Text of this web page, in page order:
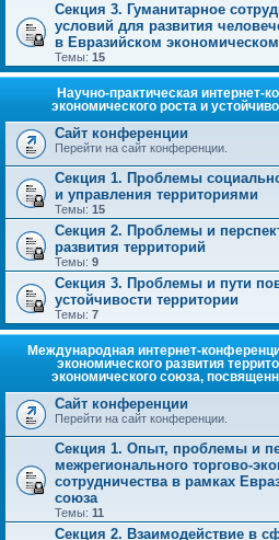
Секция 3. Гуманитарное
условий для развития
в Евразийском
Темы: 15
Научно-практическая
экономического роста и
Сайт конференции
Перейти на сайт конференции.
Секция 1. Проблемы
и управления территориями
Темы: 15
Секция 2. Проблемы и
развития территорий
Темы: 9
Секция 3. Проблемы и пути
устойчивости территории
Темы: 7
Международная интернет-
экономического развития
экономического союза,
Сайт конференции
Перейти на сайт конференции.
Секция 1. Опыт, проблемы и
межрегионального торгово-
сотрудничества в рамках
союза
Темы: 11
Секция 2. Взаимодействие в